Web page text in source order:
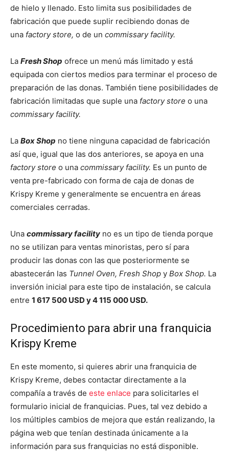
de hielo y llenado. Esto limita sus posibilidades de
fabricación que puede suplir recibiendo donas de
una factory store, o de un commissary facility.
La Fresh Shop ofrece un menú más limitado y está
equipada con ciertos medios para terminar el proceso de
preparación de las donas. También tiene posibilidades de
fabricación limitadas que suple una factory store o una
commissary facility.
La Box Shop no tiene ninguna capacidad de fabricación
así que, igual que las dos anteriores, se apoya en una
factory store o una commissary facility. Es un punto de
venta pre-fabricado con forma de caja de donas de
Krispy Kreme y generalmente se encuentra en áreas
comerciales cerradas.
Una commissary facility no es un tipo de tienda porque
no se utilizan para ventas minoristas, pero sí para
producir las donas con las que posteriormente se
abastecerán las Tunnel Oven, Fresh Shop y Box Shop. La
inversión inicial para este tipo de instalación, se calcula
entre 1 617 500 USD y 4 115 000 USD.
Procedimiento para abrir una franquicia
Krispy Kreme
En este momento, si quieres abrir una franquicia de
Krispy Kreme, debes contactar directamente a la
compañía a través de este enlace para solicitarles el
formulario inicial de franquicias. Pues, tal vez debido a
los múltiples cambios de mejora que están realizando, la
página web que tenían destinada únicamente a la
información para sus franquicias no está disponible.